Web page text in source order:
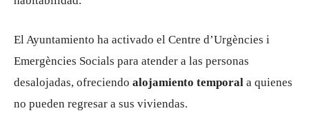
El Ayuntamiento ha activado el Centre d’Urgències i
Emergències Socials para atender a las personas
desalojadas, ofreciendo alojamiento temporal a quienes
no pueden regresar a sus viviendas.